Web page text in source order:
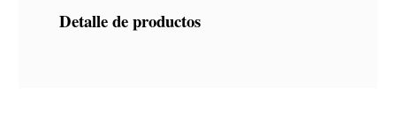
Detalle de productos